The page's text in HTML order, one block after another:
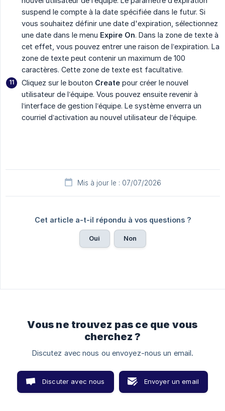
suspend le compte à la date spécifiée dans le futur. Si
vous souhaitez définir une date d'expiration, sélectionnez
une date dans le menu Expire On. Dans la zone de texte à
cet effet, vous pouvez entrer une raison de l’expiration. La
zone de texte peut contenir un maximum de 100
caractères. Cette zone de texte est facultative.
Cliquez sur le bouton Create pour créer le nouvel
utilisateur de l’équipe. Vous pouvez ensuite revenir à
l’interface de gestion l’équipe. Le système enverra un
courriel d’activation au nouvel utilisateur de l’équipe.
Mis à jour le : 07/07/2026
Cet article a-t-il répondu à vos questions ?
Oui Non
Vous ne trouvez pas ce que vous
cherchez ?
Discutez avec nous ou envoyez-nous un email.
Discuter avec nous Envoyer un email